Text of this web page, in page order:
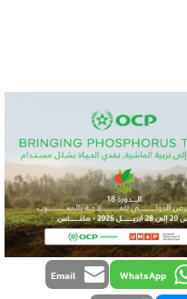
WhatsApp
Email